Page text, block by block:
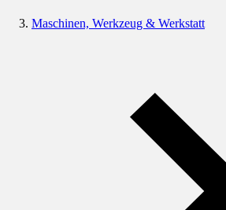
Maschinen, Werkzeug & Werkstatt